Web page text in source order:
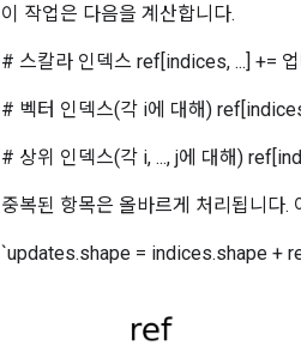
이 작업은 다음을 계산합니다.
# 스칼라 인덱스 ref[indices, ...] += 업
# 벡터 인덱스(각 i에 대해)
# 상위 인덱스(각 i, ..., j에 대해)
중복된 항목은 올바르게 처리됩니다.
`updates.shape = indices.shape +